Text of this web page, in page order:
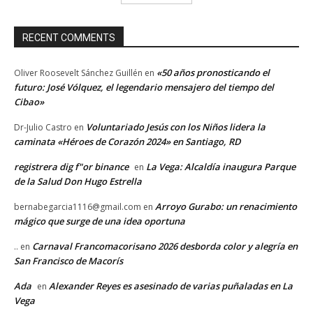
RECENT COMMENTS
Oliver Roosevelt Sánchez Guillén en «50 años pronosticando el
futuro: José Vólquez, el legendario mensajero del tiempo del
Cibao»
Dr-Julio Castro en Voluntariado Jesús con los Niños lidera la
caminata «Héroes de Corazón 2024» en Santiago, RD
registrera dig f"or binance en La Vega: Alcaldía inaugura Parque
de la Salud Don Hugo Estrella
bernabegarcia1116@gmail.com en Arroyo Gurabo: un renacimiento
mágico que surge de una idea oportuna
.. en Carnaval Francomacorisano 2026 desborda color y alegría en
San Francisco de Macorís
Ada en Alexander Reyes es asesinado de varias puñaladas en La
Vega